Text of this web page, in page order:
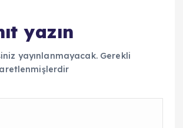
yazın
yayınlanmayacak. Gerekli